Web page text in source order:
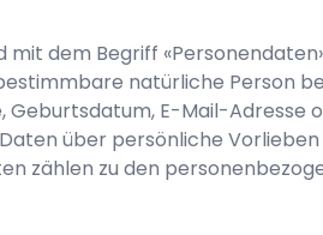
dem Begriff
natürliche Person
Geburtsdatum, E-Mail-Adresse
über persönliche Vorlieben
zählen zu den